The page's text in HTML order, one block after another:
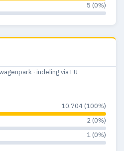
5 (0%)
· indeling via EU
10.704 (100%)
2 (0%)
1 (0%)